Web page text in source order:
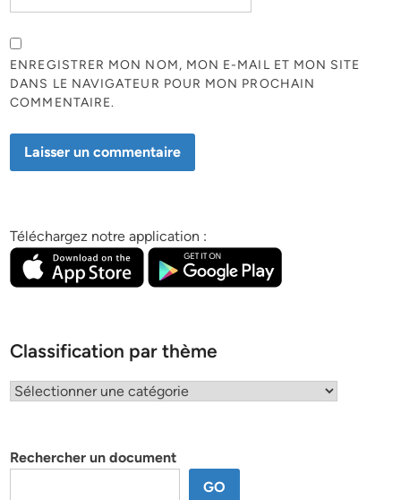
ENREGISTRER MON NOM, MON E-MAIL ET MON SITE
DANS LE NAVIGATEUR POUR MON PROCHAIN
COMMENTAIRE.
Téléchargez notre application :
Classification par thème
Classification
Rechercher un document
GO